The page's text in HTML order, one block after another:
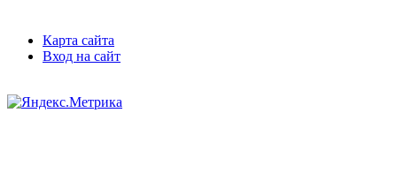
Карта сайта
Вход на сайт